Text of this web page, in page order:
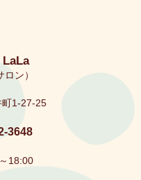
ロン）
町1-27-25
3648
18:00